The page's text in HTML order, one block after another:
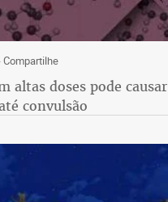
Compartilhe
altas doses pode causar
convulsão